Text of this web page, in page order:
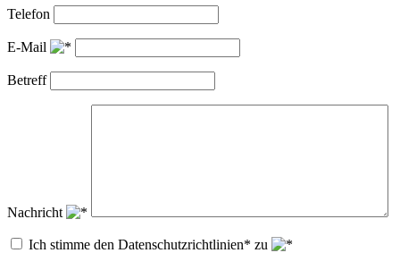
Telefon
E-Mail
Betreff
Nachricht
Ich stimme den Datenschutzrichtlinien* zu